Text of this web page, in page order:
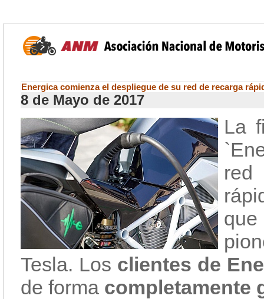
Energica comienza el despliegue de su red de recarga
8 de Mayo de 2017
La
Tesla. Los clientes de
de forma completamente